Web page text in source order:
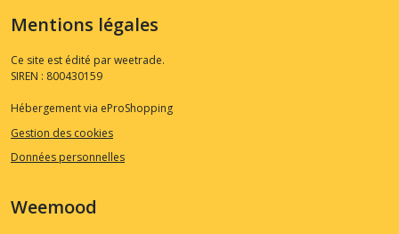
Mentions légales
Ce site est édité par weetrade.
SIREN : 800430159
Hébergement via eProShopping
Gestion des cookies
Données personnelles
Weemood